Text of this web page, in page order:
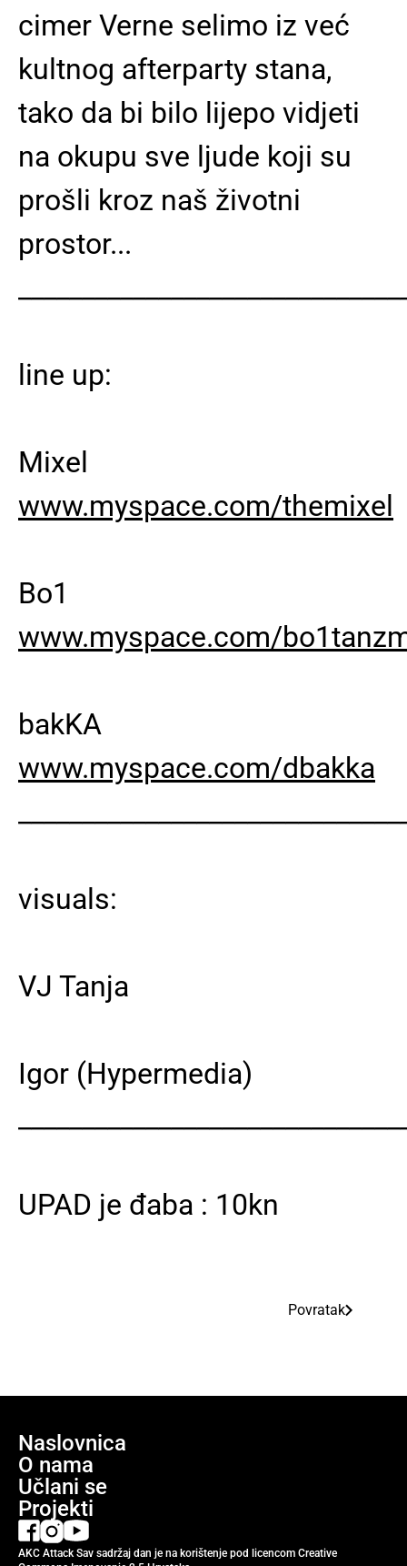
cimer Verne selimo iz već
kultnog afterparty stana,
tako da bi bilo lijepo vidjeti
na okupu sve ljude koji su
prošli kroz naš životni
prostor...
line up:
Mixel
www.myspace.com/themixel
Bo1
www.myspace.com/
bakKA
www.myspace.com/dbakka
visuals:
VJ Tanja
Igor (Hypermedia)
UPAD je đaba : 10kn
Povratak
Naslovnica
O nama
Učlani se
Projekti
AKC Attack Sav sadržaj dan je na korištenje pod licencom Creative